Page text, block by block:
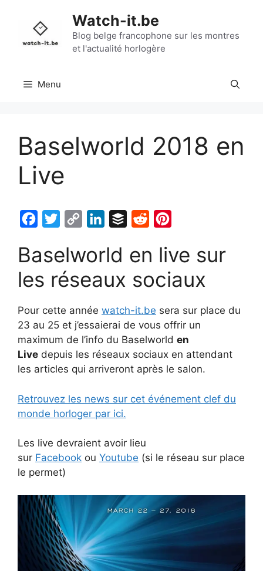
contenu
Watch-it.be
Blog belge francophone sur les montres
et l'actualité horlogère
Menu
Baselworld 2018 en
Live
c
b
o
o
k
i
t
t
e
r
p
L
i
n
k
n
e
d
I
n
f
r
d
i
t
n
e
r
e
s
t
Baselworld en live sur
les réseaux sociaux
Pour cette année watch-it.be sera sur place du
23 au 25 et j’essaierai de vous offrir un
maximum de l’info du Baselworld en
Live depuis les réseaux sociaux en attendant
les articles qui arriveront après le salon.
Retrouvez les news sur cet événement clef du
monde horloger par ici.
Les live devraient avoir lieu
sur Facebook ou Youtube (si le réseau sur place
le permet)